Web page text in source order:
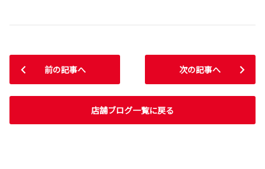
前の記事へ
店舗ブログ一覧に戻る
次の記事へ